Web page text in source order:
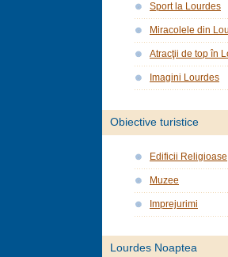
Sport la Lourdes
Miracolele din
Atracţii de top în
Imagini Lourdes
Obiective turistice
Edificii Religioase
Muzee
Imprejurimi
Lourdes Noaptea